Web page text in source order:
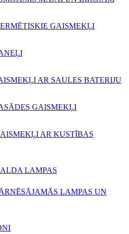
GAISMEKĻI
AR SAULES BATERIJU
GAISMEKĻI
AR KUSTĪBAS
LAMPAS
LAMPAS UN